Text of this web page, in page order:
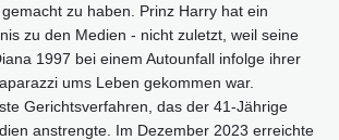
zu haben. Prinz Harry hat ein
zu den Medien - nicht zuletzt, weil seine
1997 bei einem Autounfall infolge ihrer
ums Leben gekommen war.
Gerichtsverfahren, das der 41-Jährige
anstrengte. Im Dezember 2023 erreichte